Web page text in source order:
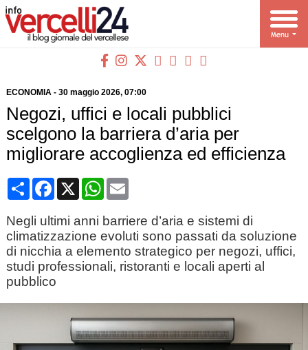
ECONOMIA- 30 maggio 2026, 07:00
Negozi, uffici e locali pubblici
scelgono la barriera d’aria per
migliorare accoglienza ed efficienza
CondividiFacebook
X WhatsApp
Email
Negli ultimi anni barriere d’aria e sistemi di
climatizzazione evoluti sono passati da soluzione
di nicchia a elemento strategico per negozi, uffici,
studi professionali, ristoranti e locali aperti al
pubblico